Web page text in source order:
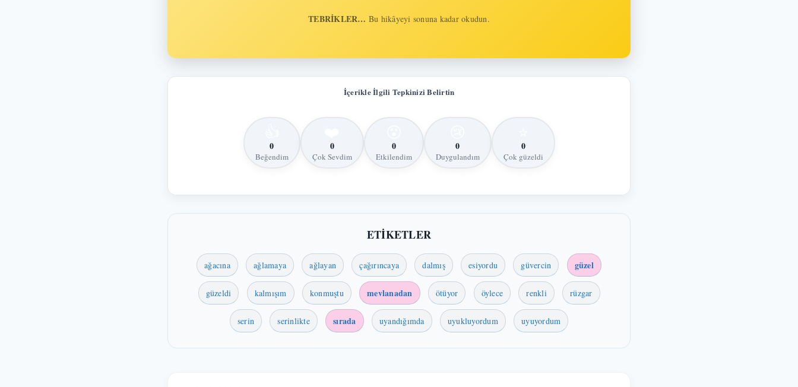
TEBRİKLER… Bu hikâyeyi sonuna kadar okudun.
İçerikle İlgili Tepkinizi Belirtin
0
Beğendim
0
Çok Sevdim
0
Etkilendim
0
Duygulandım
0
Çok güzeldi
ETİKETLER
ağacına ağlamaya ağlayan çağırıncaya dalmış esiyordu güvercin güzel
güzeldi kalmışım konmuştu mevlanadan ötüyor öylece renkli rüzgar
serin serinlikte sırada uyandığımda uyukluyordum uyuyordum